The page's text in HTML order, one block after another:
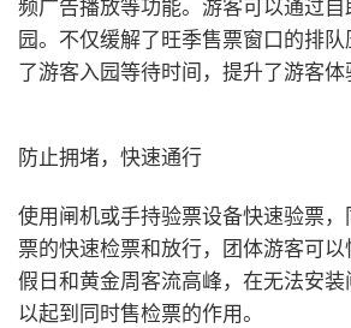
园。不仅缓解了旺季售票窗口的排
了游客入园等待时间，提升了游客体
防止拥堵，快速通行
使用闸机或手持验票设备快速验票
票的快速检票和放行，团体游客可
假日和黄金周客流高峰，在无法安
以起到同时售检票的作用。